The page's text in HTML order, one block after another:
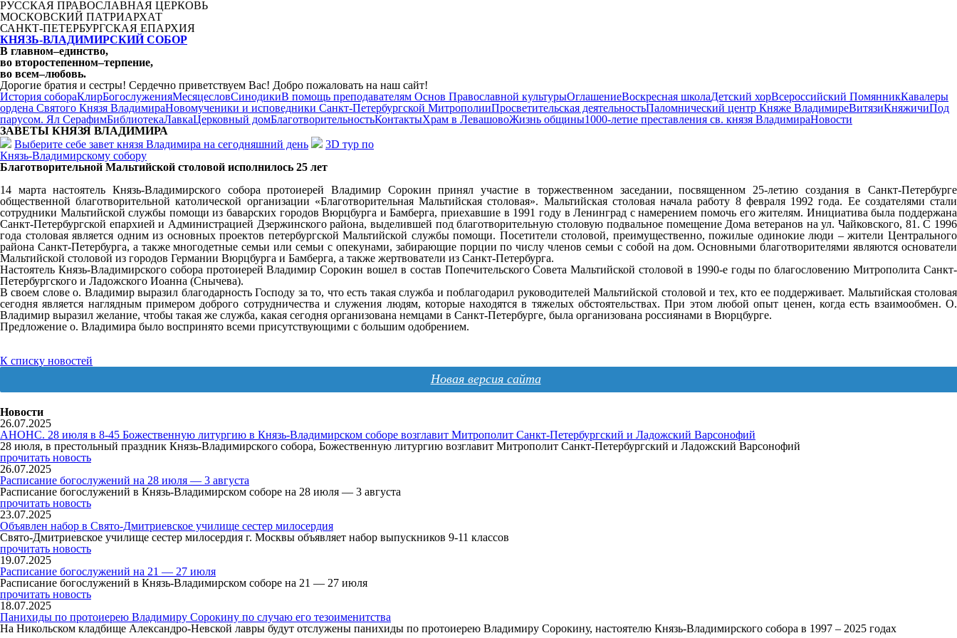
РУССКАЯ ПРАВОСЛАВНАЯ ЦЕРКОВЬ
МОСКОВСКИЙ ПАТРИАРХАТ
САНКТ-ПЕТЕРБУРГСКАЯ ЕПАРХИЯ
КНЯЗЬ-ВЛАДИМИРСКИЙ СОБОР
В главном–единство,
во второстепенном–терпение,
во всем–любовь.
Дорогие братия и сестры! Сердечно приветствуем Вас! Добро пожаловать на наш сайт!
История собораКлирБогослуженияМесяцесловСинодикиВ помощь преподавателям Основ Православной культурыОглашениеВоскресная школаДетский хорВсероссийский ПомянникКавалеры
ордена Святого Князя ВладимираНовомученики и исповедники Санкт-Петербургской МитрополииПросветительская деятельностьПаломнический центр Княже ВладимиреВитязиКняжичиПод
парусом. Ял СерафимБиблиотекаЛавкаЦерковный домБлаготворительностьКонтактыХрам в ЛевашовоЖизнь общины1000-летие преставления св. князя ВладимираНовости
ЗАВЕТЫ КНЯЗЯ ВЛАДИМИРА
Выберите себе завет князя Владимира на сегодняшний день
3D тур по
Князь-Владимирскому собору
Благотворительной Мальтийской столовой исполнилось 25 лет
14 марта настоятель Князь-Владимирского собора протоиерей Владимир Сорокин принял участие в торжественном заседании, посвященном 25-летию создания в Санкт-Петербурге
общественной благотворительной католической организации «Благотворительная Мальтийская столовая». Мальтийская столовая начала работу 8 февраля 1992 года. Ее создателями стали
сотрудники Мальтийской службы помощи из баварских городов Вюрцбурга и Бамберга, приехавшие в 1991 году в Ленинград с намерением помочь его жителям. Инициатива была поддержана
Санкт-Петербургской епархией и Администрацией Дзержинского района, выделившей под благотворительную столовую подвальное помещение Дома ветеранов на ул. Чайковского, 81. С 1996
года столовая является одним из основных проектов петербургской Мальтийской службы помощи. Посетители столовой, преимущественно, пожилые одинокие люди – жители Центрального
района Санкт-Петербурга, а также многодетные семьи или семьи с опекунами, забирающие порции по числу членов семьи с собой на дом. Основными благотворителями являются основатели
Мальтийской столовой из городов Германии Вюрцбурга и Бамберга, а также жертвователи из Санкт-Петербурга.
Настоятель Князь-Владимирского собора протоиерей Владимир Сорокин вошел в состав Попечительского Совета Мальтийской столовой в 1990-е годы по благословению Митрополита Санкт-
Петербургского и Ладожского Иоанна (Снычева).
В своем слове о. Владимир выразил благодарность Господу за то, что есть такая служба и поблагодарил руководителей Мальтийской столовой и тех, кто ее поддерживает. Мальтийская столовая
сегодня является наглядным примером доброго сотрудничества и служения людям, которые находятся в тяжелых обстоятельствах. При этом любой опыт ценен, когда есть взаимообмен. О.
Владимир выразил желание, чтобы такая же служба, какая сегодня организована немцами в Санкт-Петербурге, была организована россиянами в Вюрцбурге.
Предложение о. Владимира было воспринято всеми присутствующими с большим одобрением.
К списку новостей
Новая версия сайта
Новости
26.07.2025
АНОНС. 28 июля в 8-45 Божественную литургию в Князь-Владимирском соборе возглавит Митрополит Санкт-Петербургский и Ладожский Варсонофий
28 июля, в престольный праздник Князь-Владимирского собора, Божественную литургию возглавит Митрополит Санкт-Петербургский и Ладожский Варсонофий
прочитать новость
26.07.2025
Расписание богослужений на 28 июля — 3 августа
Расписание богослужений в Князь-Владимирском соборе на 28 июля — 3 августа
прочитать новость
23.07.2025
Объявлен набор в Свято-Дмитриевское училище сестер милосердия
Свято-Дмитриевское училище сестер милосердия г. Москвы объявляет набор выпускников 9-11 классов
прочитать новость
19.07.2025
Расписание богослужений на 21 — 27 июля
Расписание богослужений в Князь-Владимирском соборе на 21 — 27 июля
прочитать новость
18.07.2025
Панихиды по протоиерею Владимиру Сорокину по случаю его тезоименитства
На Никольском кладбище Александро-Невской лавры будут отслужены панихиды по протоиерею Владимиру Сорокину, настоятелю Князь-Владимирского собора в 1997 – 2025 годах